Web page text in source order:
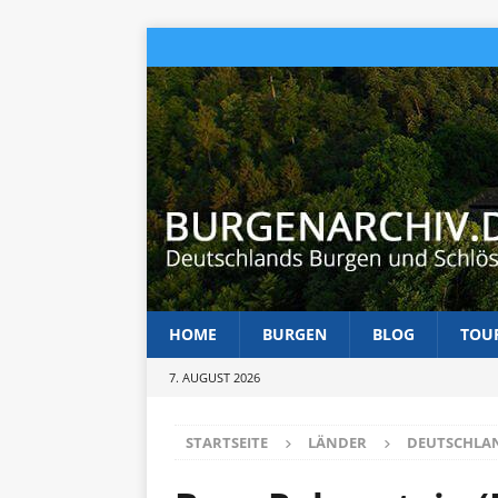
HOME BURGEN BLOG
7. AUGUST 2026
STARTSEITE LÄNDER